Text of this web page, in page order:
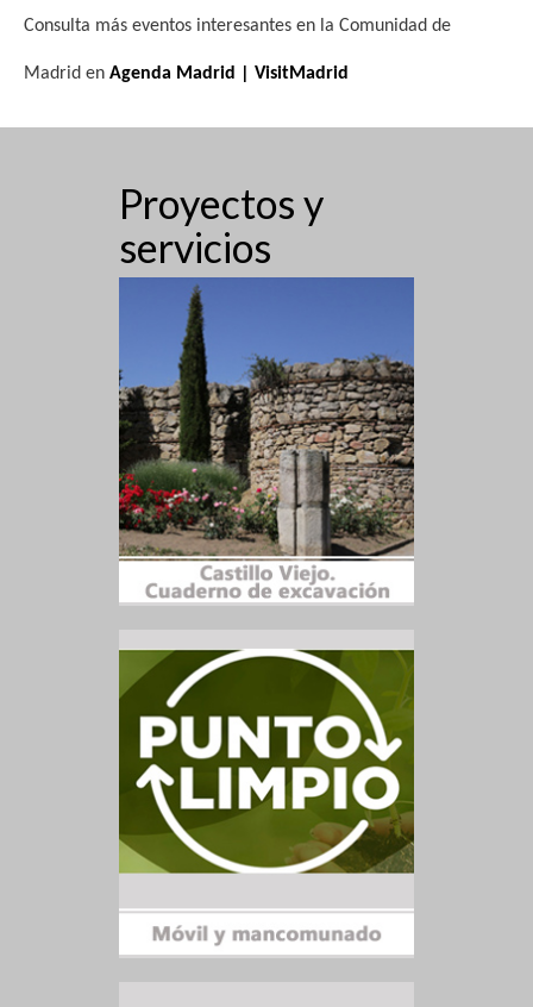
Consulta más eventos interesantes en la Comunidad de
Madrid en Agenda Madrid | VisitMadrid
Proyectos y
servicios